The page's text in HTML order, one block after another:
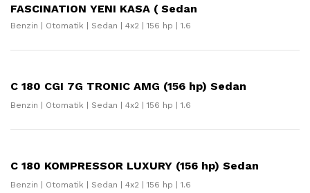
FASCINATION YENI KASA ( Sedan
Benzin | Otomatik | Sedan | 4x2 | 156 hp | 1.6
C 180 CGI 7G TRONIC AMG (156 hp) Sedan
Benzin | Otomatik | Sedan | 4x2 | 156 hp | 1.6
C 180 KOMPRESSOR LUXURY (156 hp) Sedan
Benzin | Otomatik | Sedan | 4x2 | 156 hp | 1.6